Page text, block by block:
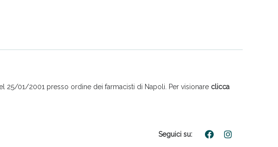
25/01/2001 presso ordine dei farmacisti di Napoli. Per visionare clicca
Seguici su: